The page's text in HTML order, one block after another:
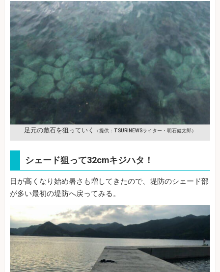
足元の敷石を狙っていく （提供：TSURINEWSライター・明石健太郎）
シェード狙って32cmキジハタ！
日が高くなり始め暑さも増してきたので、堤防のシェード部
が多い最初の堤防へ戻ってみる。